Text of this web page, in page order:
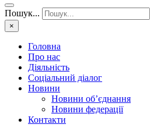
Пошук...
×
Головна
Про нас
Діяльність
Соціальний діалог
Новини
Новини об’єднання
Новини федерації
Контакти